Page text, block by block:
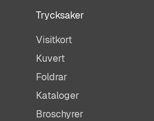
Trycksaker
Visitkort
Kuvert
Foldrar
Kataloger
Broschyrer